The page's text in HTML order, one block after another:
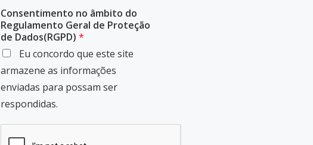
Consentimento no âmbito do
Regulamento Geral de Proteção
de Dados(RGPD) *
Eu concordo que este site
armazene as informações
enviadas para possam ser
respondidas.